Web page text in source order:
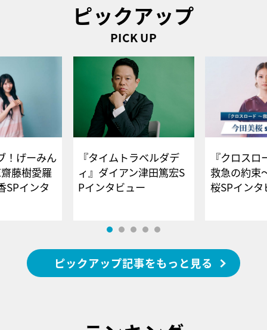
ピックアップ
PICK UP
！げーみん
藤樹愛羅
SPインタ
『タイムトラベルダデ
ィ』ダイアン津田篤宏S
Pインタビュー
『クロス
救急の約束
桜SPイ
ピックアップ記事をもっと見る